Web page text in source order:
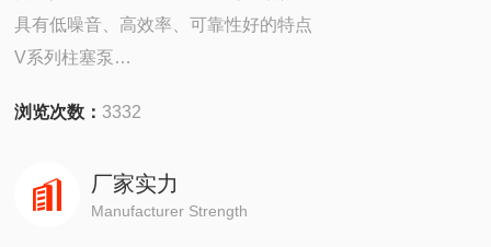
具有低噪音、高效率、可靠性好的特点
V系列柱塞泵
VD系列柱塞泵
浏览次数：3332
厂家实力
Manufacturer Strength